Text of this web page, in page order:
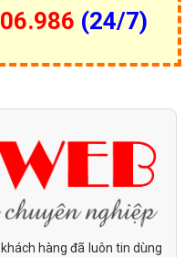
(24/7)
hàng đã luôn tin dùng